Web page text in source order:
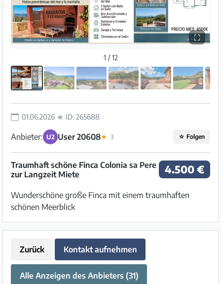
⛶
1 / 12
01.06.2026 ID: 265688
Anbieter: U2 User 20608★ 3 ☆ Folgen
4.500 €
Traumhaft schöne Finca Colonia sa Pere
zur Langzeit Miete
Wunderschöne große Finca mit einem traumhaften
schönen Meerblick
Zurück Kontakt aufnehmen
Alle Anzeigen des Anbieters (31)